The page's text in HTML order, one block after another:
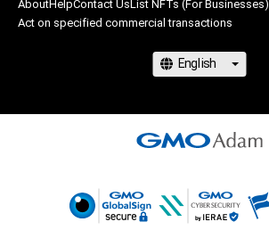
AboutHelpContact UsList NFTs (For Businesses)
Act on specified commercial transactions